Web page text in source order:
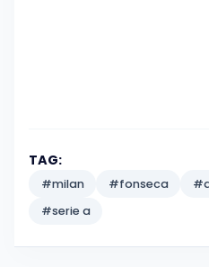
TAG:
#milan #fonseca
#serie a